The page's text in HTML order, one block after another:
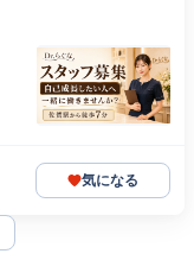
気になる